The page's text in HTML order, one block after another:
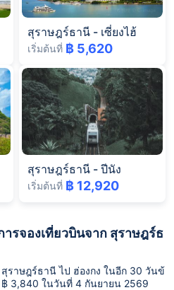
สุราษฎร์ธานี - เซี่ยงไฮ้
เริ่มต้นที่ ฿ 5,620
สุราษฎร์ธานี - ปีนัง
เริ่มต้นที่ ฿ 12,920
ารจองเที่ยวบินจาก สุราษฎร์ธ
ราษฎร์ธานี ไป ฮ่องกง ในอีก 30 วันข้
3,840 ในวันที่ 4 กันยายน 2569